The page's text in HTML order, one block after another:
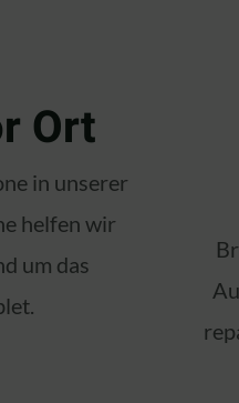
Ort
in unserer
helfen wir
um das